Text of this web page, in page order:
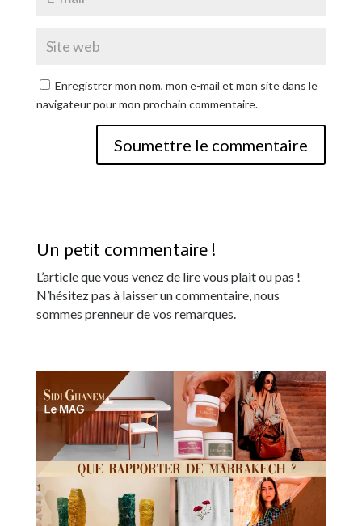
Enregistrer mon nom, mon e-mail et mon site dans le
navigateur pour mon prochain commentaire.
Soumettre le commentaire
Un petit commentaire !
L’article que vous venez de lire vous plait ou pas !
N’hésitez pas à laisser un commentaire, nous
sommes prenneur de vos remarques.